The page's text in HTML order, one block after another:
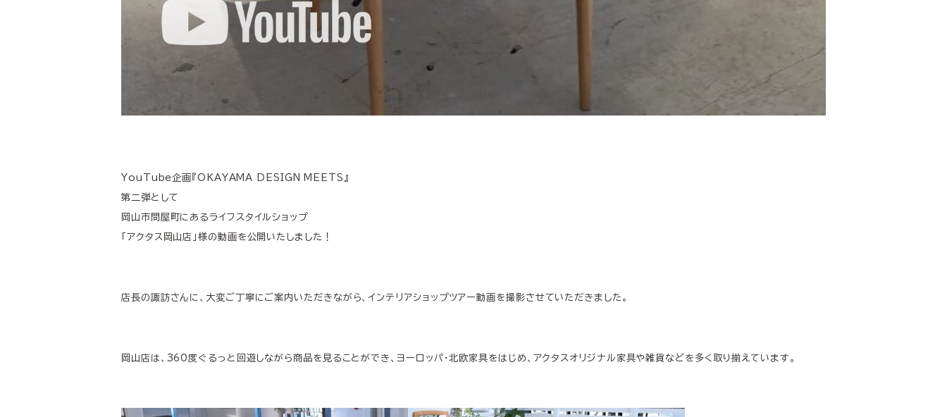
YouTube企画『OKAYAMA DESIGN MEETS』
第二弾として
岡山市問屋町にあるライフスタイルショップ
「アクタス岡山店」様の動画を公開いたしました！
店長の諏訪さんに、大変ご丁寧にご案内いただきながら、インテリアショップツアー動画を撮影させていただきました。
岡山店は、360度ぐるっと回遊しながら商品を見ることができ、 ヨーロッパ・北欧家具をはじめ、 アクタスオリジナル家具や雑貨などを多く取り揃えています。